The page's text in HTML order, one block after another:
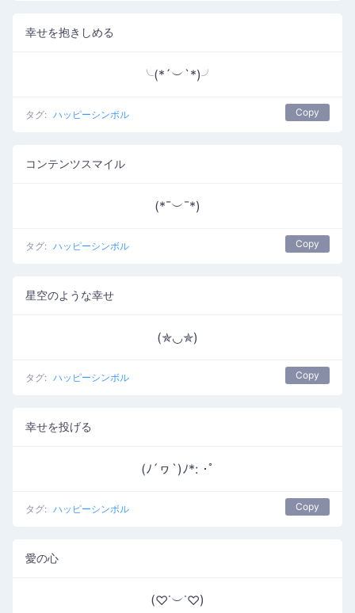
幸せを抱きしめる
╰(*´︶`*)╯
タグ: ハッピーシンボル Copy
コンテンツスマイル
(*¯︶¯*)
タグ: ハッピーシンボル Copy
星空のような幸せ
(✯◡✯)
タグ: ハッピーシンボル Copy
幸せを投げる
(ﾉ´ヮ`)ﾉ*: ･ﾟ
タグ: ハッピーシンボル Copy
愛の心
(♡˙︶˙♡)